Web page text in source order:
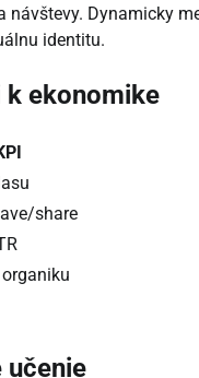
Dynamicky
identitu.
k ekonomike
share
učenie